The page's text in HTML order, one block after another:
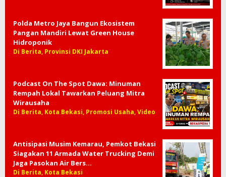
Polda Metro Jaya Bangun Ekosistem
Pangan Mandiri Lewat Green House
Hidroponik
Di Berita, Provinsi DKI Jakarta
Podcast On The Spot Dawa: Minuman
Rempah Lokal Tawarkan Peluang Mitra
Wirausaha
Di Berita, Kota Bekasi, Promosi Usaha, Video
Antisipasi Musim Kemarau, Pemkot Bekasi
Siagakan 11 Armada Water Trucking Demi
Jaga Pasokan Air Bers…
Di Berita, Kota Bekasi